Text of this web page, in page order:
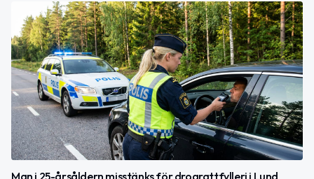
Man i 25-årsåldern misstänks för drograttfylleri i Lund